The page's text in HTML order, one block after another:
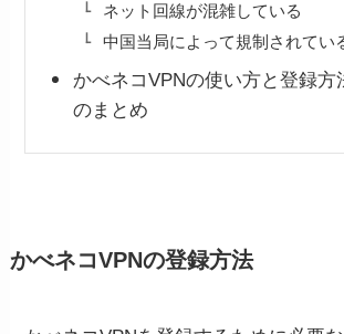
ネット回線が混雑している
中国当局によって規制されてい
かべネコVPNの使い方と登録方
のまとめ
かべネコVPNの登録方法